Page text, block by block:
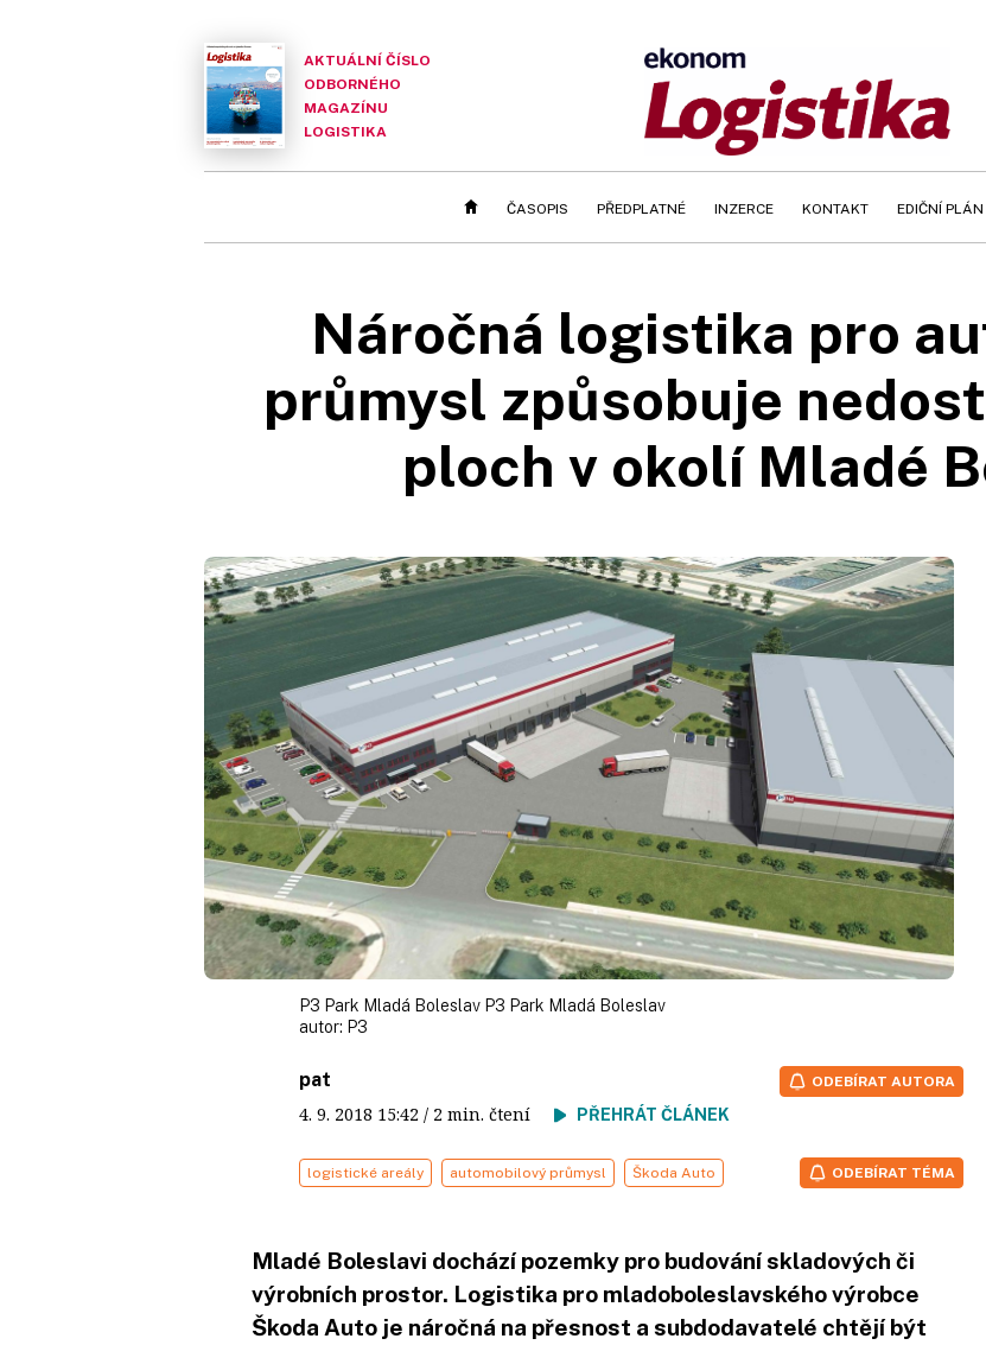
AKTUÁLNÍ ČÍSLO
ODBORNÉHO
MAGAZÍNU
LOGISTIKA
ČASOPIS PŘEDPLATNÉ INZERCE KONTAKT EDIČNÍ PLÁN
Náročná logistika pro
průmysl způsobuje
ploch v okolí Mladé
P3 Park Mladá Boleslav P3 Park Mladá Boleslav
autor: P3
pat
4. 9. 2018 15:42 / 2 min. čtení PŘEHRÁT ČLÁNEK
ODEBÍRAT AUTORA
logistické areály automobilový průmysl Škoda Auto ODEBÍRAT TÉMA
Mladé Boleslavi dochází pozemky pro budování skladových či
výrobních prostor. Logistika pro mladoboleslavského výrobce
Škoda Auto je náročná na přesnost a subdodavatelé chtějí být